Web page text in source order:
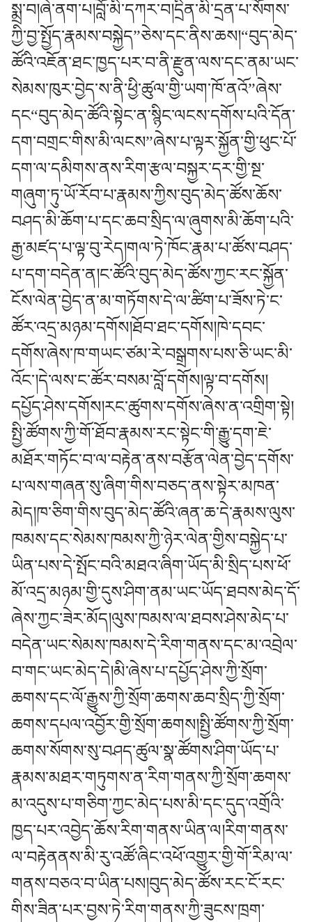
སྨྲ་བ།ཞེ་ནག་པ།བློ་མི་དཀར་བ།དྲིན་མི་དྲན་པ་སོགས་
ཀྱི་བྱ་སྤྱོད་རྣམས་བསྐྱེད”ཅེས་དང་ནིས་ཆས།“བུད་མེད་
ཚོའི་འཇོན་ཐང་ཁྱད་པར་བ་ནི་རྫུན་ལས་དང་ནམ་ཡང་
སེམས་ཁུར་བྱེད་ས་ནི་ཕྱི་ཚུལ་གྱི་ཡག་ཁོ་ནའོ”ཞེས་
དང“བུད་མེད་ཚོའི་སྟེང་ན་སྙིང་ལངས་དགོས་པའི་དོན་
དག་བགྲང་གིས་མི་ལངས”ཞེས་པ་ལྟར་སྐྱོན་གྱི་ཕུང་པོ་
དག་ལ་དམིགས་ནས་རིག་རྩལ་བསྐྱར་དར་གྱི་སྔ་
གཞུག་ཏུ་ཡོ་རོབ་པ་རྣམས་ཀྱིས་བུད་མེད་ཚོས་ཆོས་
བཤད་མི་ཆོག་པ་དང་ཆབ་སྲིད་ལ་ཞུགས་མི་ཆོག་པའི་
རྒྱ་མཛད་པ་ལྟ་བུ་རེད།གལ་ཏེ་ཁོང་རྣམ་པ་ཚོས་བཤད་
པ་དག་བདེན་ན།ང་ཚོའི་བུད་མེད་ཚོས་ཀྱང་རང་སྐྱོན་
ངོས་ལེན་བྱེད་ན་མ་གཏོགས་དེ་ལ་ཚིག་པ་ཟོས་ཏེ་ང་
ཚོར་འདྲ་མཉམ་དགོས།ཐོབ་ཐང་དགོས།ཁེ་དབང་
དགོས་ཞེས་ཁ་གཡང་ཙམ་རེ་བསྒྲགས་པས་ཅི་ཡང་མི་
འོང་།དེ་ལས་ང་ཚོར་བསམ་བློ་དགོས།ལྟ་བ་དགོས།
དཔྱོད་ཤེས་དགོས།རང་ཚུགས་དགོས་ཞེས་ན་འགྲིག་སྟེ།
སྤྱི་ཚོགས་ཀྱི་གོ་ཐོབ་རྣམས་རང་སྟེང་གི་རྒྱུ་དག་ཇེ་
མཐོར་གཏོང་བ་ལ་བརྟེན་ནས་བརྩོན་ལེན་བྱེད་དགོས་
པ་ལས་གཞན་སུ་ཞིག་གིས་བཅད་ནས་སྟེར་མཁན་
མེད།ཁ་ཅིག་གིས་བུད་མེད་ཚོའི་ཞན་ཆ་དེ་རྣམས་ལུས་
ཁམས་དང་སེམས་ཁམས་ཀྱི་ཉེར་ལེན་གྱིས་བསྐྱེད་པ་
ཡིན་པས་དེ་སྤོང་བའི་མཐའ་ཞིག་ཡོད་མི་སྲིད་པས་ཕོ་
མོ་འདྲ་མཉམ་གྱི་དུས་ཤིག་ནམ་ཡང་ཡོད་ཐབས་མེད་དོ་
ཞེས་ཀྱང་ཟེར་མོད།ལུས་ཁམས་ལ་ཐབས་ཤེས་མེད་པ་
བདེན་ཡང་སེམས་ཁམས་དེ་རིག་གནས་དང་མ་འབྲེལ་
བ་གང་ཡང་མེད་དེ།མི་ཞེས་པ་དཔྱོད་ཤེས་ཀྱི་སྲོག་
ཆགས་དང་ལོ་རྒྱུས་ཀྱི་སྲོག་ཆགས་ཆབ་སྲིད་ཀྱི་སྲོག་
ཆགས་དཔལ་འབྱོར་གྱི་སྲོག་ཆགས།སྤྱི་ཚོགས་ཀྱི་སྲོག་
ཆགས་སོགས་སུ་བཤད་ཚུལ་སྣ་ཚོགས་ཤིག་ཡོད་པ་
རྣམས་མཐར་གཏུགས་ན་རིག་གནས་ཀྱི་སྲོག་ཆགས་
མ་འདུས་པ་གཅིག་ཀྱང་མེད་པས་མི་དང་དུད་འགྲོའི་
ཁྱད་པར་འབྱེད་ཆོས་རིག་གནས་ཡིན་ལ།རིག་གནས་
ལ་བརྟེནནས་མི་རུ་འཚོ་ཞིང་འཕོ་འགྱུར་གྱི་གོ་རིམ་ལ་
གནས་བཅའ་བ་ཡིན་པས།བུད་མེད་ཚོས་རང་ངོ་རང་
གིས་ཟིན་པར་བྱས་ཏེ་རིག་གནས་ཀྱི་ཟུངས་ཁྲག་